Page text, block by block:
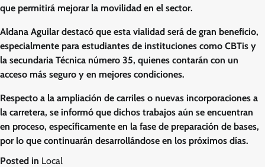
que permitirá mejorar la movilidad en el sector.
Aldana Aguilar destacó que esta vialidad será de gran beneficio,
especialmente para estudiantes de instituciones como CBTis y
la secundaria Técnica número 35, quienes contarán con un
acceso más seguro y en mejores condiciones.
Respecto a la ampliación de carriles o nuevas incorporaciones a
la carretera, se informó que dichos trabajos aún se encuentran
en proceso, específicamente en la fase de preparación de bases,
por lo que continuarán desarrollándose en los próximos días.
Posted in Local